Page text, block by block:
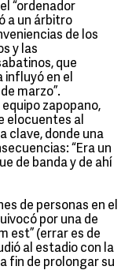
“ordenador
a un árbitro
de los
y las
que
en el
marzo”.
zapopano,
elocuentes al
clave, donde una
“Era un
de banda y de ahí
de personas en el
por una de
est” (errar es de
al estadio con la
fin de prolongar su